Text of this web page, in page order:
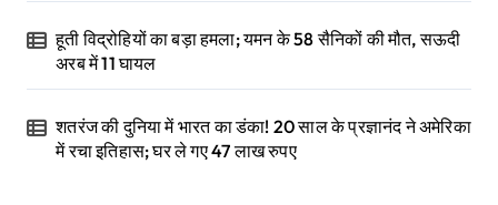
हूती विद्रोहियों का बड़ा हमला; यमन के 58 सैनिकों की मौत, सऊदी
अरब में 11 घायल
शतरंज की दुनिया में भारत का डंका! 20 साल के प्रज्ञानंद ने अमेरिका
में रचा इतिहास; घर ले गए 47 लाख रुपए